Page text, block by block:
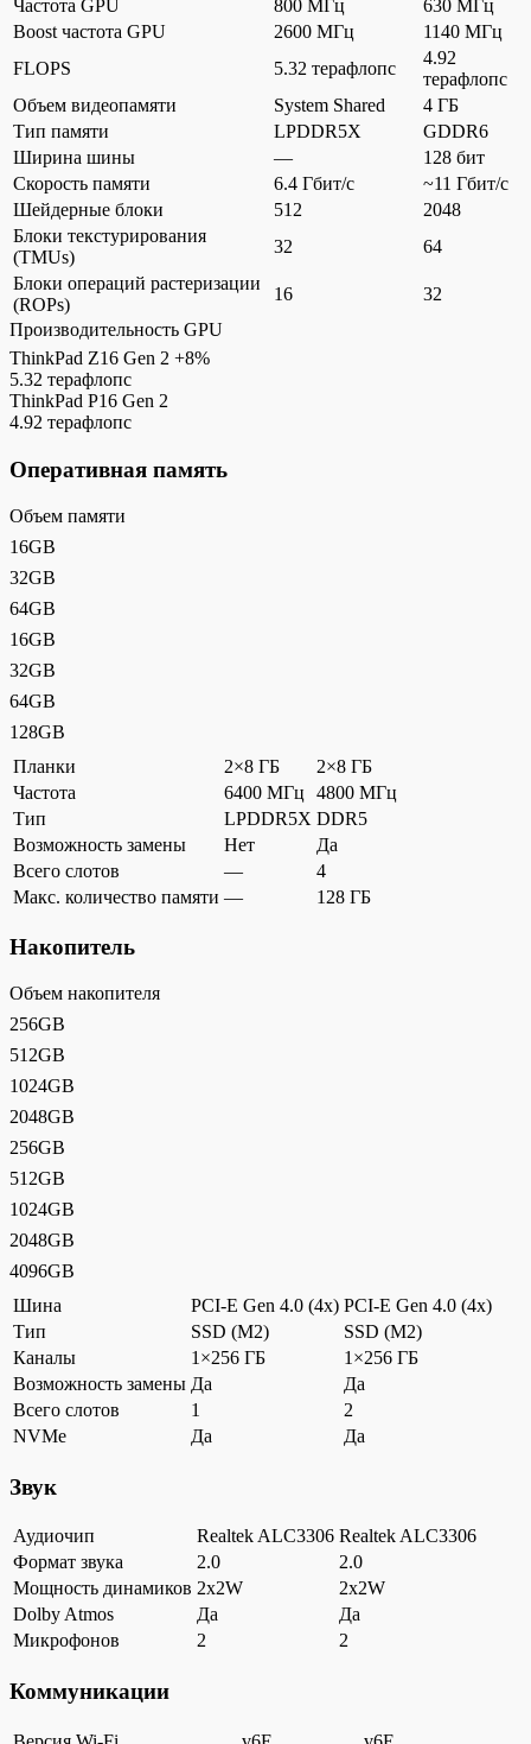
Частота GPU
800 МГц
630 МГц
Boost частота GPU
2600 МГц
1140 МГц
FLOPS
5.32 терафлопс
4.92
терафлопс
Объем видеопамяти
System Shared
4 ГБ
Тип памяти
LPDDR5X
GDDR6
Ширина шины
—
128 бит
Скорость памяти
6.4 Гбит/с
~11 Гбит/с
Шейдерные блоки
512
2048
Блоки текстурирования
(TMUs)
32
64
Блоки операций растеризации
(ROPs)
16
32
Производительность GPU
ThinkPad Z16 Gen 2 +8%
5.32 терафлопс
ThinkPad P16 Gen 2
4.92 терафлопс
Оперативная память
Объем памяти
16GB
32GB
64GB
16GB
32GB
64GB
128GB
Планки
2×8 ГБ
2×8 ГБ
Частота
6400 МГц
4800 МГц
Тип
LPDDR5X DDR5
Возможность замены
Нет
Да
Всего слотов
—
4
Макс. количество памяти — 128 ГБ
Накопитель
Объем накопителя
256GB
512GB
1024GB
2048GB
256GB
512GB
1024GB
2048GB
4096GB
Шина
PCI-E Gen 4.0 (4x) PCI-E Gen 4.0 (4x)
Тип
SSD (M2)
SSD (M2)
Каналы
1×256 ГБ
1×256 ГБ
Возможность замены Да
Да
Всего слотов
1
2
NVMe
Да Да
Звук
Аудиочип Realtek ALC3306 Realtek ALC3306
Формат звука
2.0
2.0
Мощность динамиков 2x2W
2x2W
Dolby Atmos
Да
Да
Микрофонов
2 2
Коммуникации